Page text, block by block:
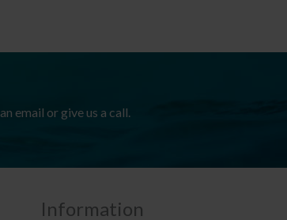
email or give us a call.
Information